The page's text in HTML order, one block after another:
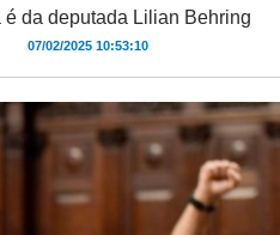
é da deputada Lilian Behring
07/02/2025 10:53:10